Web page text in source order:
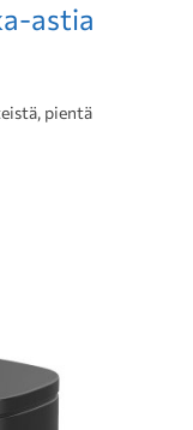
astia
pientä